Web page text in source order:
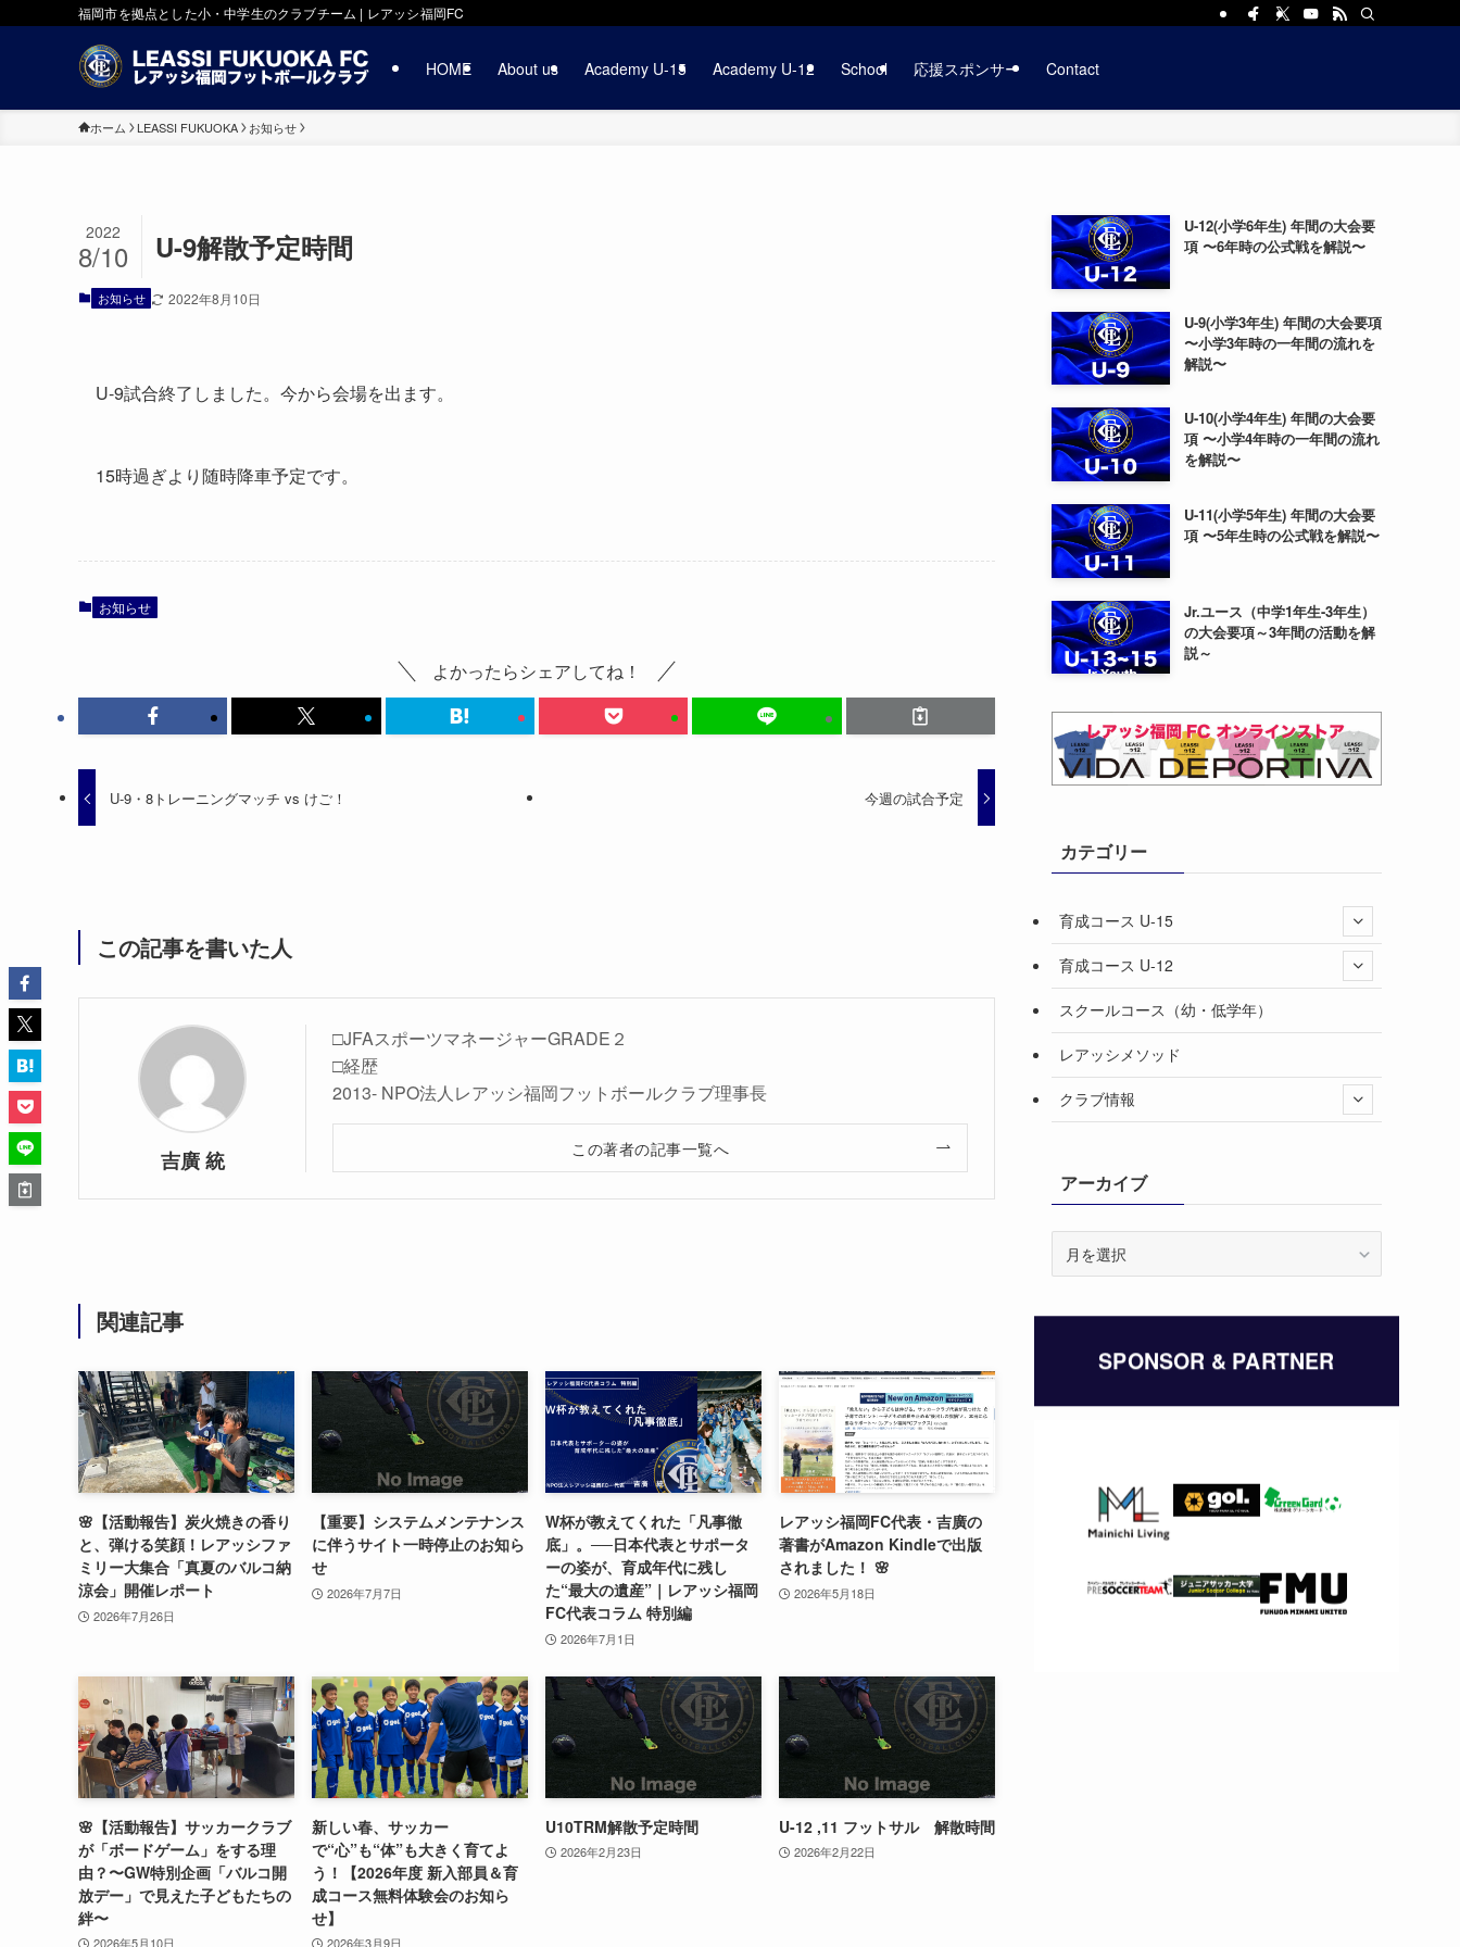
福岡市を拠点とした小・中学生のクラブチーム | レアッシ福岡FC
HOME About us Academy U-15 Academy U-12 School 応援スポンサー Contact
ホーム LEASSI FUKUOKA お知らせ
U-9解散予定時間
2022
8/10
お知らせ 2022年8月10日
U-9試合終了しました。今から会場を出ます。
15時過ぎより随時降車予定です。
お知らせ
よかったらシェアしてね！
U-9・8トレーニングマッチ vs けご！ 今週の試合予定
この記事を書いた人
吉廣 統
□JFAスポーツマネージャーGRADE２
□経歴
2013- NPO法人レアッシ福岡フットボールクラブ理事長
この著者の記事一覧へ
関連記事
🌸【活動報告】炭火焼きの香り
と、弾ける笑顔！レアッシファ
ミリー大集合「真夏のバルコ納
涼会」開催レポート
2026年7月26日
【重要】システムメンテナンス
に伴うサイト一時停止のお知ら
せ
2026年7月7日
W杯が教えてくれた「凡事徹
底」。──日本代表とサポータ
ーの姿が、育成年代に残し
た“最大の遺産”｜レアッシ福岡
FC代表コラム 特別編
2026年7月1日
レアッシ福岡FC代表・吉廣の
著書がAmazon Kindleで出版
されました！ 🌸
2026年5月18日
🌸【活動報告】サッカークラブ
が「ボードゲーム」をする理
由？〜GW特別企画「バルコ開
放デー」で見えた子どもたちの
絆〜
2026年5月10日
新しい春、サッカー
で“心”も“体”も大きく育てよ
う！【2026年度 新入部員＆育
成コース無料体験会のお知ら
せ】
2026年3月9日
U10TRM解散予定時間
2026年2月23日
U-12 ,11 フットサル 解散時間
2026年2月22日
U-12(小学6年生) 年間の大会要
項 〜6年時の公式戦を解説〜
U-9(小学3年生) 年間の大会要項
〜小学3年時の一年間の流れを
解説〜
U-10(小学4年生) 年間の大会要
項 〜小学4年時の一年間の流れ
を解説〜
U-11(小学5年生) 年間の大会要
項 〜5年生時の公式戦を解説〜
Jr.ユース（中学1年生-3年生）
の大会要項～3年間の活動を解
説～
カテゴリー
育成コース U-15
育成コース U-12
スクールコース（幼・低学年）
レアッシメソッド
クラブ情報
アーカイブ
イ
SPONSOR & PARTNER